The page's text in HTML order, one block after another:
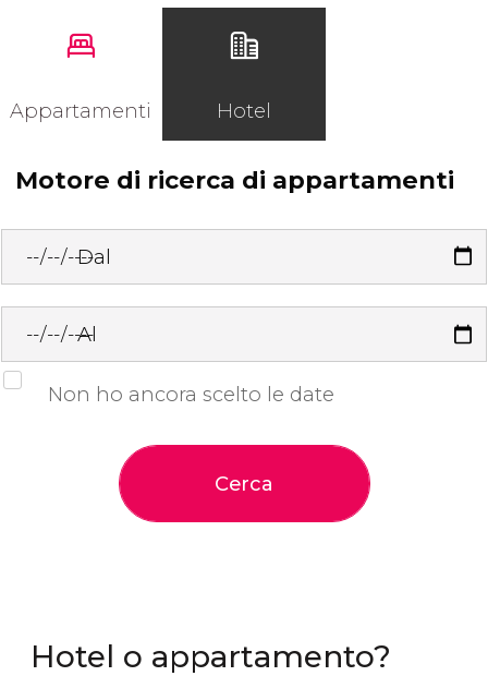
Appartamenti Hotel
Motore di ricerca di appartamenti
Dal
Al
Non ho ancora scelto le date
Cerca
Hotel o appartamento?